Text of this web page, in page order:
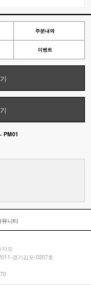
주문내역
이벤트
PM01
뮤니티
오
경기김포-0207호